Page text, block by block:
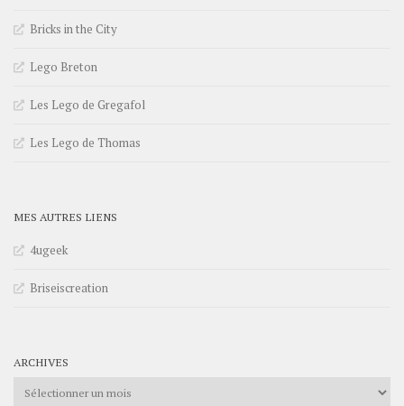
Bricks in the City
Lego Breton
Les Lego de Gregafol
Les Lego de Thomas
MES AUTRES LIENS
4ugeek
Briseiscreation
ARCHIVES
Archives